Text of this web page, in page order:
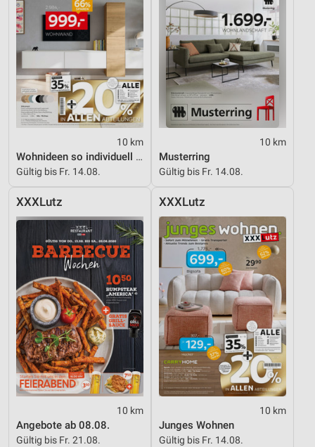
10 km
Wohnideen so individuell wie du!
Gültig bis Fr. 14.08.
10 km
Musterring
Gültig bis Fr. 14.08.
XXXLutz
10 km
Angebote ab 08.08.
Gültig bis Fr. 21.08.
XXXLutz
10 km
Junges Wohnen
Gültig bis Fr. 14.08.